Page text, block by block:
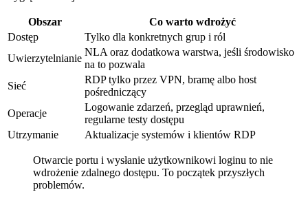
Obszar
Co warto wdrożyć
Dostęp
Tylko dla konkretnych grup i ról
Uwierzytelnianie
NLA oraz dodatkowa warstwa, jeśli środowisko
na to pozwala
Sieć
RDP tylko przez VPN, bramę albo host
pośredniczący
Operacje
Logowanie zdarzeń, przegląd uprawnień,
regularne testy dostępu
Utrzymanie
Aktualizacje systemów i klientów RDP
Otwarcie portu i wysłanie użytkownikowi loginu to nie
wdrożenie zdalnego dostępu. To początek przyszłych
problemów.